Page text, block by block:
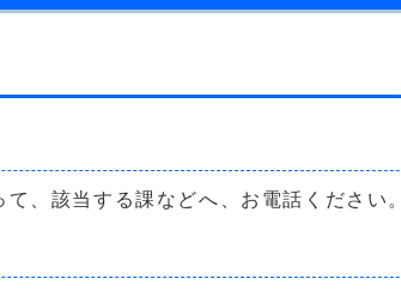
、該当する課などへ、お電話ください。